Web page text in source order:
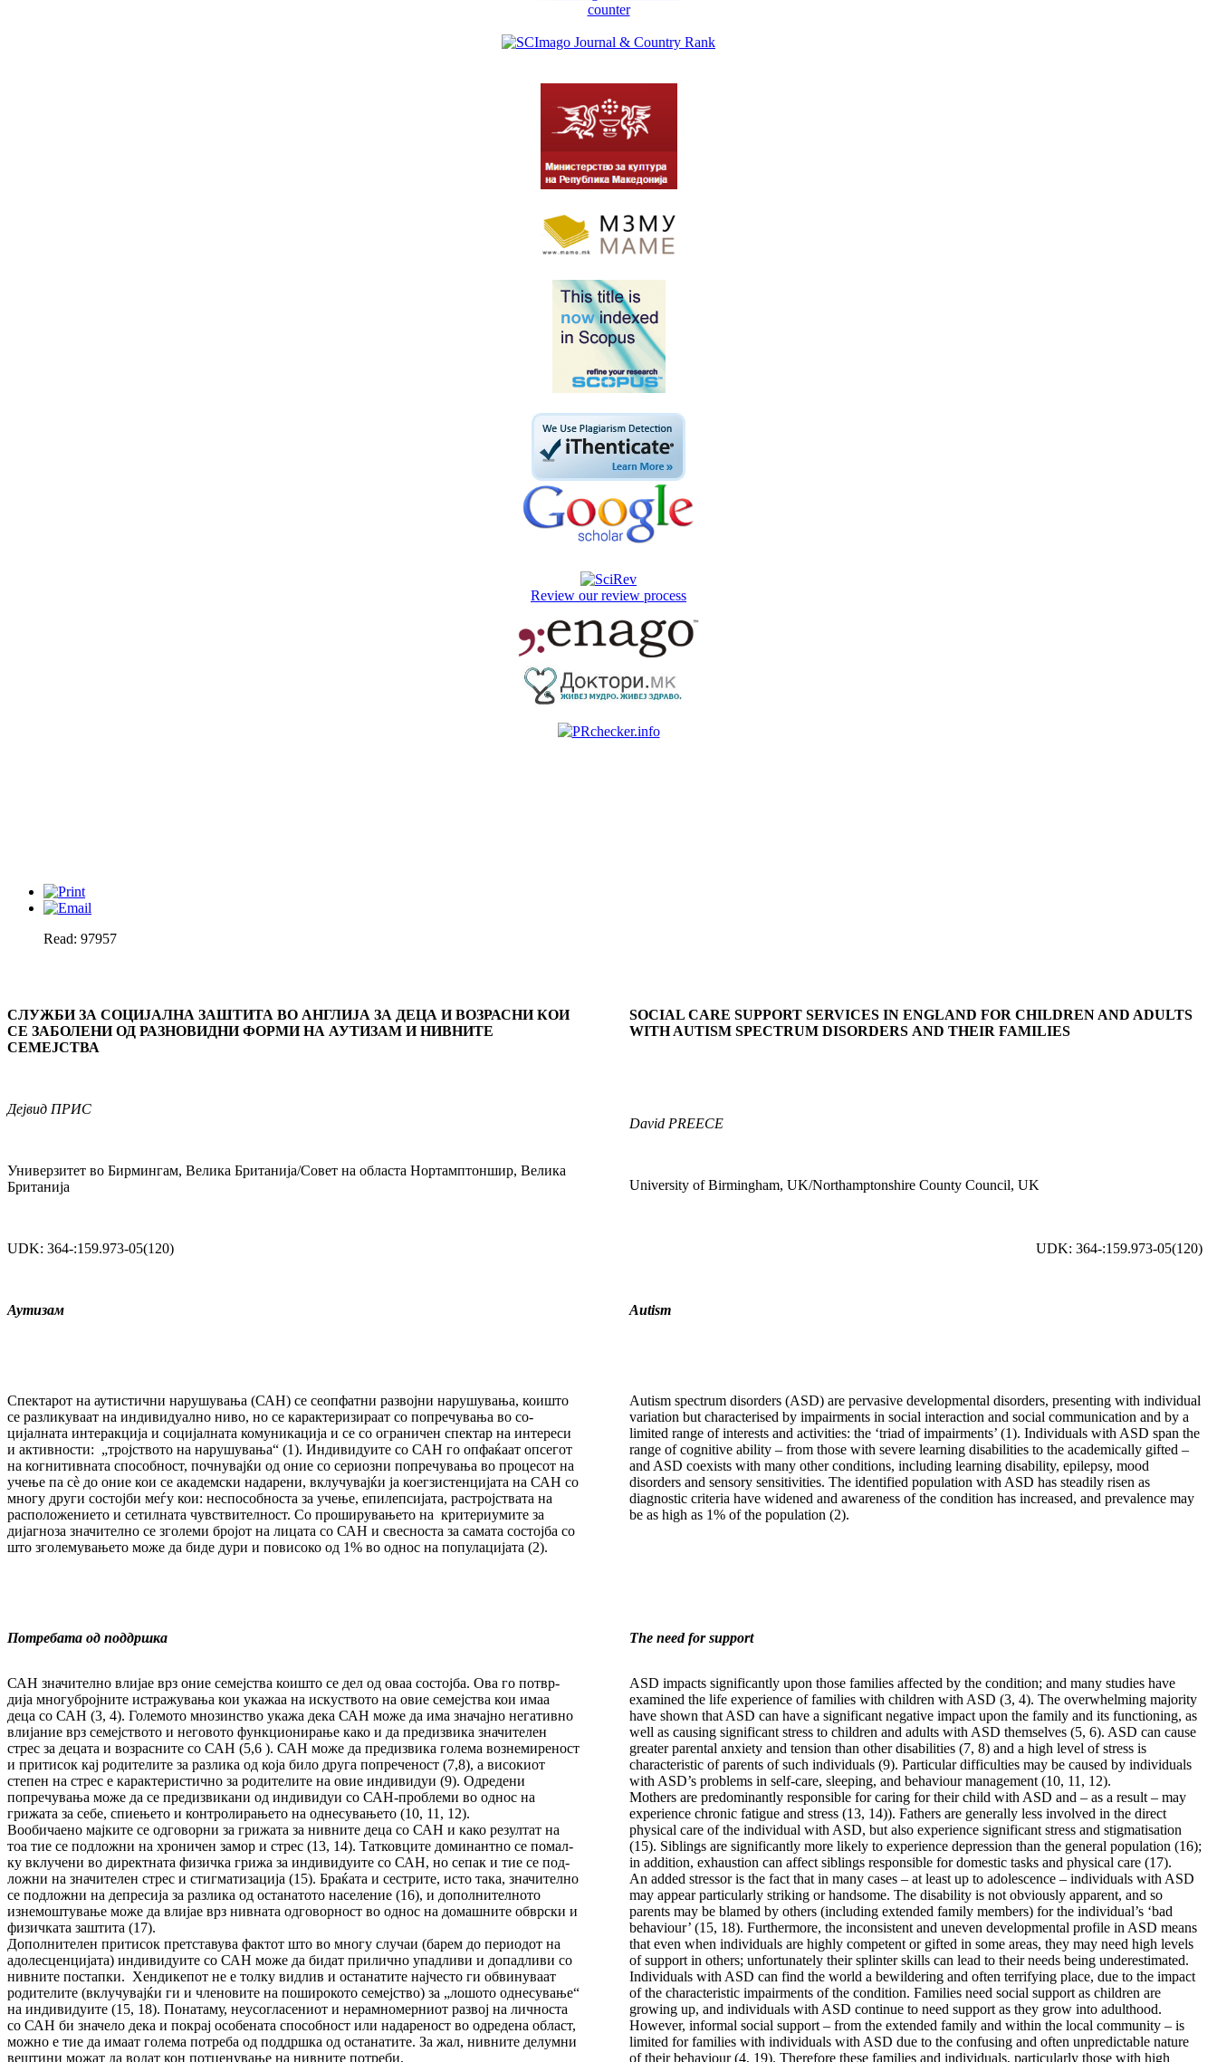
counter
Review our review process
Read: 97957
СЛУЖБИ ЗА СОЦИЈАЛНА ЗАШТИТА ВО АНГЛИЈА ЗА ДЕЦА И ВОЗРАСНИ КОИ
СЕ ЗАБОЛЕНИ ОД РАЗНОВИДНИ ФОРМИ НА АУТИЗАМ И НИВНИТЕ
СЕМЕЈСТВА
Дејвид ПРИС
Универзитет во Бирмингам, Велика Британија/Совет на областа Нортамптоншир, Велика
Британија
SOCIAL CARE SUPPORT SERVICES IN ENGLAND FOR CHILDREN AND ADULTS
WITH AUTISM SPECTRUM DISORDERS AND THEIR FAMILIES
David PREECE
University of Birmingham, UK/Northamptonshire County Council, UK
UDK: 364-:159.973-05(120) UDK: 364-:159.973-05(120)
Аутизам Autism
Спектарот на аутистични нарушувања (САН) се сеопфатни развојни нарушувања, кои­што
се разликуваат на индивидуално ни­во, но се карактеризираат со попречувања во со­
цијалната интеракција и социјалната ко­му­ни­кација и се со ограничен спектар на инте­ре­си
и активности: „тројството на нарушу­ва­ња“ (1). Индивидуите со САН го опфаќаат опсе­гот
на когнитивната способност, поч­ну­вај­ќи од оние со сериозни попречувања во про­цесот на
учење па сè до оние кои се ака­дем­ски надарени, вклучувајќи ја коег­зис­тен­ци­јата на САН со
многу други состојби меѓу кои: неспособноста за учење, епилепсијата, растројствата на
расположението и се­тил­ната чувствителност. Со проширувањето на кри­териумите за
дијагноза значително се зго­леми бројот на лицата со САН и свес­нос­та за самата состојба со
што зголемувањето мо­же да биде дури и повисоко од 1% во однос на популацијата (2).
Autism spectrum disorders (ASD) are pervasive developmental disorders, presenting with individual
variation but characterised by im­pair­ments in social interaction and social communication and by a
limited range of inte­rests and activities: the ‘triad of impairments’ (1). Individuals with ASD span the
range of cognitive ability – from those with severe learning disabilities to the academically gifted –
and ASD coexists with many other con­ditions, including learning disability, epi­lepsy, mood
disorders and sensory sensi­tivities. The identified population with ASD has steadily risen as
diagnostic criteria have wi­de­ned and awareness of the condition has increa­sed, and prevalence may
be as high as 1% of the population (2).
Потребата од поддршка The need for support
САН значително влијае врз оние семејства кои­што се дел од оваа состојба. Ова го по­твр­
дија многубројните истражувања кои ука­жаа на искуството на овие семејства кои имаа
деца со САН (3, 4). Големото мно­зин­ство укажа дека САН може да има значајно не­га­тивно
влијание врз семејството и не­го­во­то функ­ционирање како и да предизвика зна­чи­те­лен
стрес за децата и возрасните со САН (5,6 ). САН може да предизвика голема воз­­не­миреност
и притисок кај родителите за раз­­лика од која било друга попреченост (7,8), а високиот
степен на стрес е карак­те­рис­тично за родителите на овие индивидуи (9). Одредени
попречувања може да се пред­из­­­викани од индивидуи со САН-проблеми во однос на
грижата за себе, спиењето и конт­­ролирањето на однесувањето (10, 11, 12).
Вооби­чаено мајките се одговорни за грижата за нивните деца со САН и како резултат на
тоа тие се подложни на хроничен замор и стрес (13, 14). Татковците доминантно се по­мал­
ку вклучени во директната физичка гри­жа за индивидуите со САН, но сепак и тие се под­
ложни на значителен стрес и стиг­ма­ти­за­ци­ја (15). Браќата и сестрите, исто така, зна­чи­телно
се подложни на депресија за раз­ли­ка од останатото население (16), и до­пол­ни­тел­ното
изнемоштување може да влијае врз нив­ната одговорност во однос на домашните обврски и
физичката заштита (17).
Дополнителен притисок претставува фактот што во многу случаи (барем до периодот на
адо­лесценцијата) индивидуите со САН може да бидат прилично упадливи и допадливи со
нив­ните постапки. Хендикепот не е толку вид­лив и останатите најчесто ги обвинуваат
родителите (вклучувајќи ги и членовите на по­широкото семејство) за „лошото одне­су­ва­ње“
на индивидуите (15, 18). Понатаму, неусо­гласениот и нерамномерниот развој на лич­носта
со САН би значело дека и покрај осо­бената способност или надареност во одре­дена област,
можно е тие да имаат го­ле­ма потреба од поддршка од останатите. За жал, нивните делумни
вештини можат да во­дат кон потценување на нивните потреби.
ASD impacts significantly upon those families affected by the condition; and many studies have
examined the life experience of families with children with ASD (3, 4). The overwhelming majority
have shown that ASD can have a significant negative impact upon the family and its functioning, as
well as causing significant stress to children and adults with ASD themselves (5, 6). ASD can cause
greater parental anxiety and tension than other disabilities (7, 8) and a high level of stress is
characteristic of parents of such individuals (9). Particular difficulties may be caused by individuals
with ASD’s problems in self-care, sleeping, and behaviour management (10, 11, 12).
Mothers are predominantly responsible for caring for their child with ASD and – as a result – may
experience chronic fatigue and stress (13, 14)). Fathers are generally less involved in the direct
physical care of the individual with ASD, but also experience significant stress and stigmatisation
(15). Siblings are significantly more likely to experience depression than the general population (16);
in addition, exhaustion can affect siblings responsible for domestic tasks and physical care (17).
An added stressor is the fact that in many cases – at least up to adolescence – individuals with ASD
may appear particularly striking or handsome. The disability is not obviously apparent, and so
parents may be blamed by others (including extended family members) for the individual’s ‘bad
behaviour’ (15, 18). Furthermore, the inconsistent and uneven developmental profile in ASD means
that even when individuals are highly competent or gifted in some areas, they may need high levels
of support in others; unfortunately their splinter skills can lead to their needs being unde­res­timated.
Individuals with ASD can find the world a bewildering and often terrifying place, due to the impact
of the characteristic impairments of the condition. Families need social support as children are
growing up, and individuals with ASD continue to need support as they grow into adulthood.
However, informal social support – from the extended family and within the local community – is
limited for families with indi­viduals with ASD due to the confusing and often unpredictable nature
of their behaviour (4, 19). Therefore these families and individuals, particularly those with high